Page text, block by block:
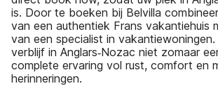
is. Door te boeken bij Belvilla
van een authentiek Frans vakantiehuis
van een specialist in
verblijf in Anglars‑Nozac niet zomaar
complete ervaring vol rust, comfort en
herinneringen.